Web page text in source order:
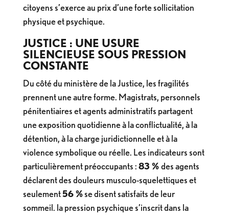
citoyens s’exerce au prix d’une forte sollicitation
physique et psychique.
JUSTICE : UNE USURE
SILENCIEUSE SOUS PRESSION
CONSTANTE
Du côté du ministère de la Justice, les fragilités
prennent une autre forme. Magistrats, personnels
pénitentiaires et agents administratifs partagent
une exposition quotidienne à la conflictualité, à la
détention, à la charge juridictionnelle et à la
violence symbolique ou réelle. Les indicateurs sont
particulièrement préoccupants :83 %des agents
déclarent des douleurs musculo-squelettiques et
seulement56 %se disent satisfaits de leur
sommeil. la pression psychique s’inscrit dans la